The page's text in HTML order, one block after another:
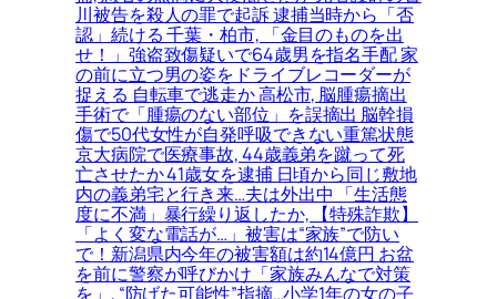
川被告を殺人の罪で起訴 逮捕当時から「否
認」続ける 千葉・柏市, 「金目のものを出
せ！」強盗致傷疑いで64歳男を指名手配 家
の前に立つ男の姿をドライブレコーダーが
捉える 自転車で逃走か 高松市, 脳腫瘍摘出
手術で「腫瘍のない部位」を誤摘出 脳幹損
傷で50代女性が自発呼吸できない重篤状態
京大病院で医療事故, 44歳義弟を蹴って死
亡させたか 41歳女を逮捕 日頃から同じ敷地
内の義弟宅と行き来…夫は外出中 「生活態
度に不満」暴行繰り返したか, 【特殊詐欺】
「よく変な電話が…」被害は“家族”で防い
で！新潟県内今年の被害額は約14億円 お盆
を前に警察が呼びかけ「家族みんなで対策
を」, “防げた可能性”指摘…小学1年の女の子